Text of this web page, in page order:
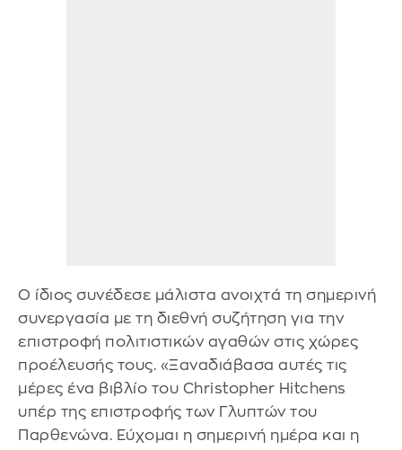
Ο ίδιος συνέδεσε μάλιστα ανοιχτά τη σημερινή
συνεργασία με τη διεθνή συζήτηση για την
επιστροφή πολιτιστικών αγαθών στις χώρες
προέλευσής τους. «Ξαναδιάβασα αυτές τις
μέρες ένα βιβλίο του Christopher Hitchens
υπέρ της επιστροφής των Γλυπτών του
Παρθενώνα. Εύχομαι η σημερινή ημέρα και η